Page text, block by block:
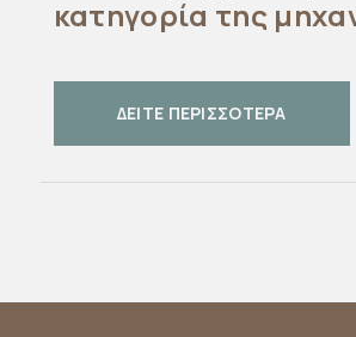
κατηγορία της
ΔΕΙΤΕ ΠΕΡΙΣΣΟΤΕΡΑ